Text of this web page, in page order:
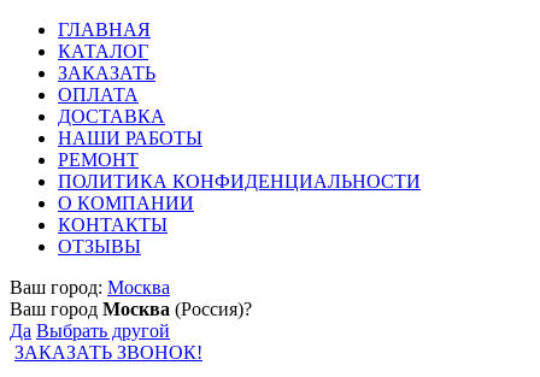
ГЛАВНАЯ
КАТАЛОГ
ЗАКАЗАТЬ
ОПЛАТА
ДОСТАВКА
НАШИ РАБОТЫ
РЕМОНТ
ПОЛИТИКА КОНФИДЕНЦИАЛЬНОСТИ
О КОМПАНИИ
КОНТАКТЫ
ОТЗЫВЫ
Ваш город: Москва
Ваш город Москва (Россия)?
Да Выбрать другой
ЗАКАЗАТЬ ЗВОНОК!